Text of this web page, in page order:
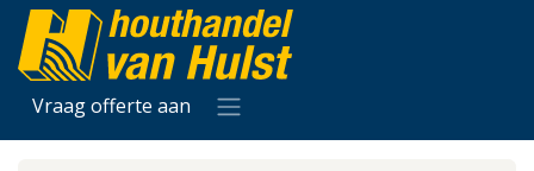
Overslaan naar inhoud
Vraag offerte aan